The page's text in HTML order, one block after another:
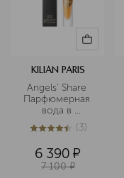
KILIAN PARIS
Angels' Share
Парфюмерная
вода в
дорожном
формате
4.7 из53 (3)
6 390 ¤
7 100 ¤